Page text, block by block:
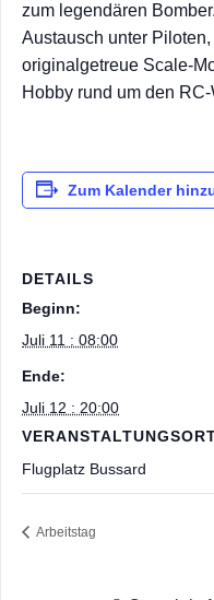
zum legendären
Austausch unter
originalgetreue Scale-
Hobby rund um den
Zum Kalender
DETAILS
Beginn:
Juli 11 : 08:00
Ende:
Juli 12 : 20:00
Flugplatz Bussard
Arbeitstag